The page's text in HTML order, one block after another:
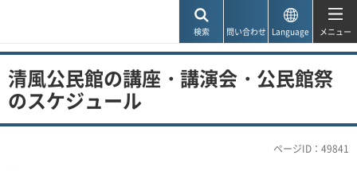
検索 問い合わせ Language メニュー
清風公民館の講座・講演会・公民館祭
のスケジュール
ページID：49841